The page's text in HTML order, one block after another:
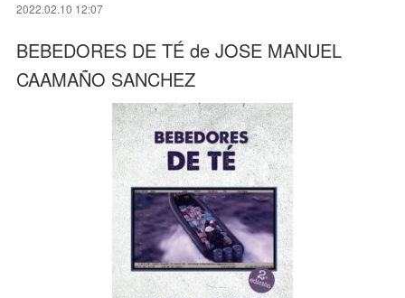
2022.02.10 12:07
BEBEDORES DE TÉ de JOSE MANUEL
CAAMAÑO SANCHEZ